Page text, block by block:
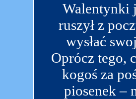
Walentynki
ruszył z
wysłać
Oprócz tego,
kogoś za
piosenek –